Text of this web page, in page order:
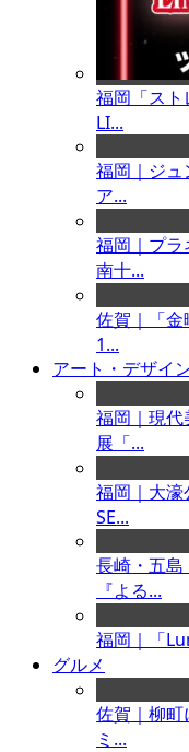
福岡「スト
LI...
福岡｜ジ
ア...
福岡｜プラ
南十...
佐賀｜「
1...
アート・デザイ
福岡｜現
展「...
福岡｜大
SE...
長崎・五
『よる...
福岡｜「
グルメ
佐賀｜柳町
ミ...